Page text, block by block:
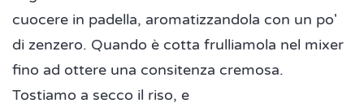
cuocere in padella, aromatizzandola con un po'
di zenzero. Quando è cotta frulliamola nel mixer
fino ad ottere una consitenza cremosa.
Tostiamo a secco il riso, e